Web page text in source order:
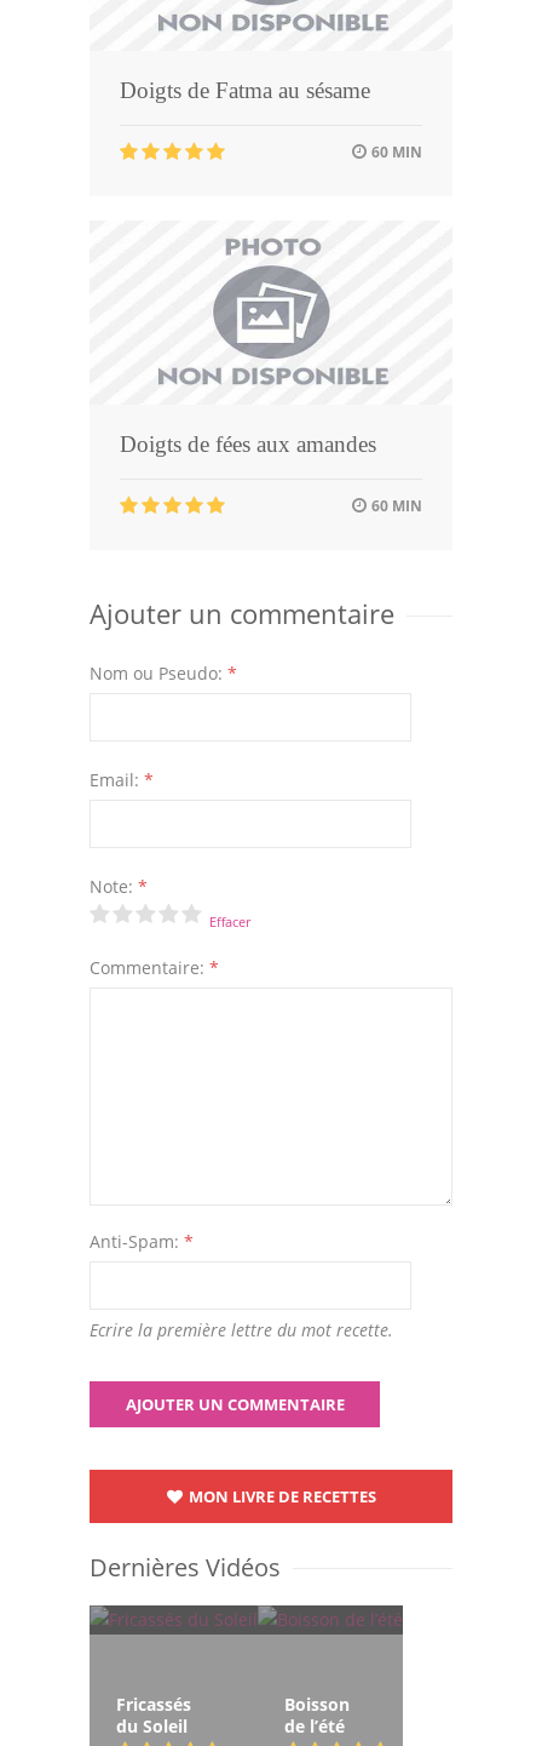
Doigts de Fatma au sésame
60 MIN
Doigts de fées aux amandes
60 MIN
Ajouter un commentaire
Nom ou Pseudo: *
Email: *
Note: *
Effacer
Commentaire: *
Anti-Spam: *
Ecrire la première lettre du mot recette.
MON LIVRE DE RECETTES
Dernières Vidéos
Fricassés
du Soleil
Boisson
de l’été